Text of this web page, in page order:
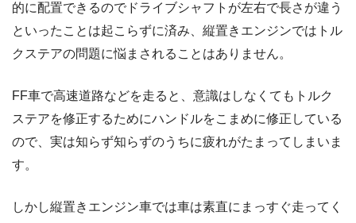
的に配置できるのでドライブシャフトが左右で長さが違う
といったことは起こらずに済み、縦置きエンジンではトル
クステアの問題に悩まされることはありません。
FF車で高速道路などを走ると、意識はしなくてもトルク
ステアを修正するためにハンドルをこまめに修正している
ので、実は知らず知らずのうちに疲れがたまってしまいま
す。
しかし縦置きエンジン車では車は素直にまっすぐ走ってく